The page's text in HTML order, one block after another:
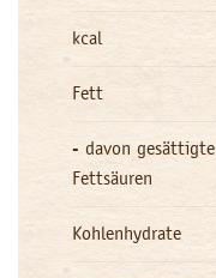
kcal
Fett
- davon gesättigte
Fettsäuren
Kohlenhydrate